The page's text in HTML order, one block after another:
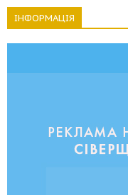
ІНФОРМАЦІЯ